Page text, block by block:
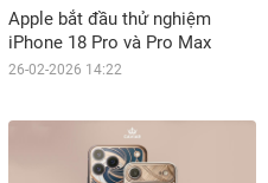
Apple bắt đầu thử nghiệm
iPhone 18 Pro và Pro Max
26-02-2026 14:22